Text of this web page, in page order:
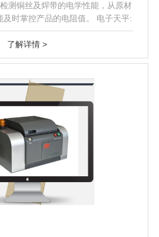
测铜丝及焊带的电学性能，从原材
及时掌控产品的电阻值。 电子天平:
了解详情 >